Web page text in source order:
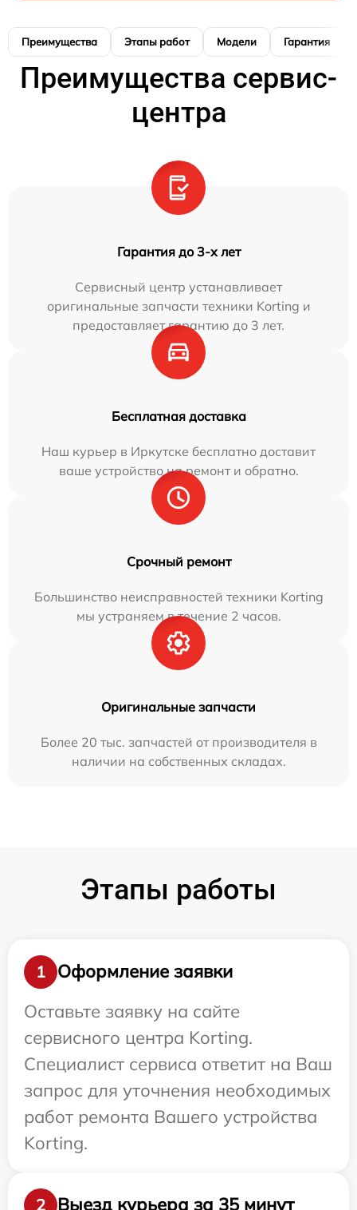
Преимущества Этапы работ Модели Гарантия
Преимущества сервис-
центра
Гарантия до 3-х лет
Сервисный центр устанавливает
оригинальные запчасти техники Korting и
предоставляет гарантию до 3 лет.
Бесплатная доставка
Наш курьер в Иркутске бесплатно доставит
ваше устройство на ремонт и обратно.
Срочный ремонт
Большинство неисправностей техники Korting
мы устраняем в течение 2 часов.
Оригинальные запчасти
Более 20 тыс. запчастей от производителя в
наличии на собственных складах.
Этапы работы
1
Оформление заявки
Оставьте заявку на сайте
сервисного центра Korting.
Специалист сервиса ответит на Ваш
запрос для уточнения необходимых
работ ремонта Вашего устройства
Korting.
2 Выезд курьера за 35 минут